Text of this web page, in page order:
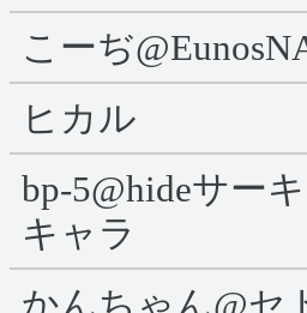
こーぢ
ヒカル
bp-5@hideサー
キャラ
かんちゃん@